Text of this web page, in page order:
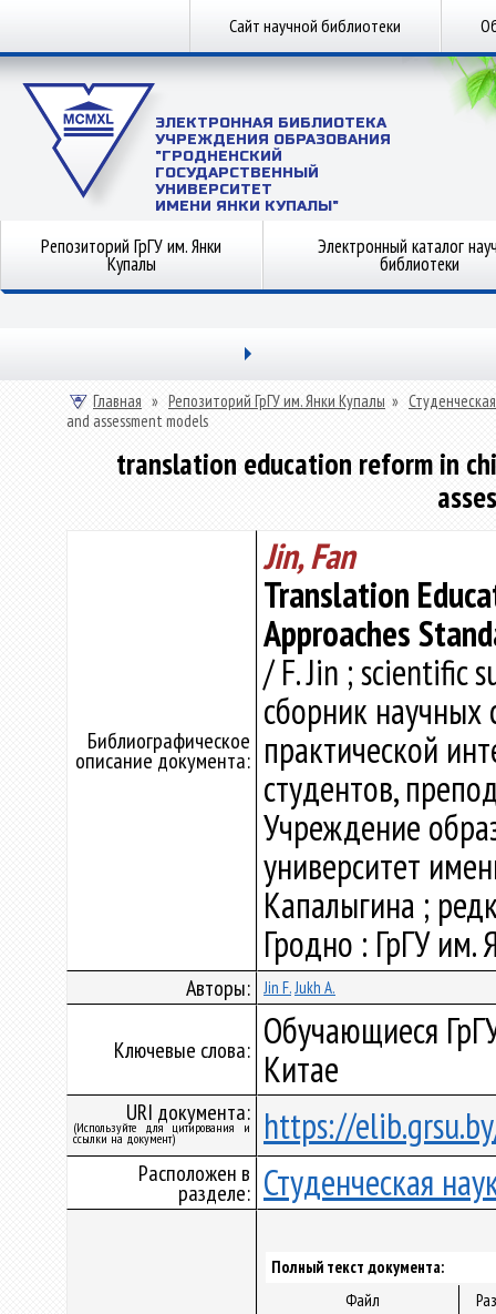
Сайт научной библиотеки
ЭЛЕКТРОННАЯ БИБЛИОТЕКА
УЧРЕЖДЕНИЯ ОБРАЗОВАНИЯ
"ГРОДНЕНСКИЙ
ГОСУДАРСТВЕННЫЙ
УНИВЕРСИТЕТ
ИМЕНИ ЯНКИ КУПАЛЫ"
Репозиторий ГрГУ им. Янки
Купалы
Электронный каталог
библиотеки
Главная » Репозиторий ГрГУ им. Янки Купалы »
and assessment models
translation education reform in
Библиографическое
описание документа:
Jin, Fan
Translation
Approaches
/ F. Jin ; scientific
сборник
практической
студентов,
Учреждение
университет
Капалыгина ;
Гродно : ГрГУ
Авторы: Jin F.Jukh A.
Ключевые слова: Обучающиеся
Китае
URI документа:
(Используйте для цитирования и
ссылки на документ) https://
Расположен в
разделе: Студенческая
Полный текст документа:
Файл